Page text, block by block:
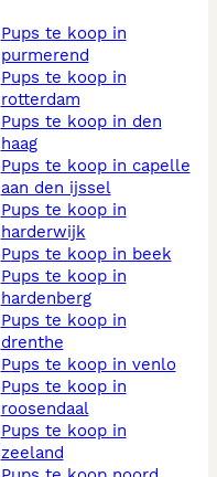
pups te koop in
purmerend
pups te koop in
rotterdam
pups te koop in den
haag
pups te koop in capelle
aan den ijssel
pups te koop in
harderwijk
pups te koop in beek
pups te koop in
hardenberg
pups te koop in
drenthe
pups te koop in venlo
pups te koop in
roosendaal
pups te koop in
zeeland